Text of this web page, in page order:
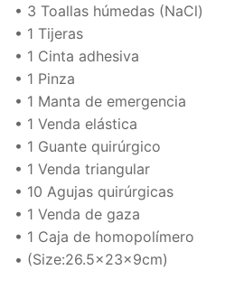
• 3 Toallas húmedas (NaCl)
• 1 Tijeras
• 1 Cinta adhesiva
• 1 Pinza
• 1 Manta de emergencia
• 1 Venda elástica
• 1 Guante quirúrgico
• 1 Venda triangular
• 10 Agujas quirúrgicas
• 1 Venda de gaza
• 1 Caja de homopolímero
• (Size:26.5x23x9cm)